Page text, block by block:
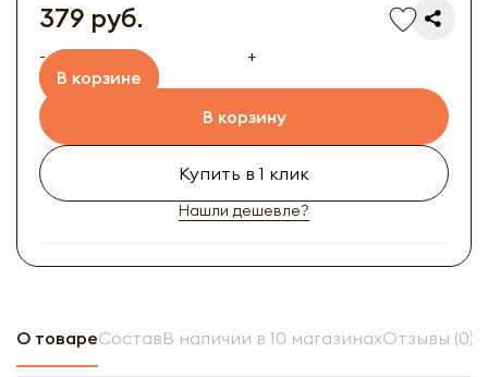
379 руб.
-
+
В корзине
В корзину
Купить в 1 клик
Нашли дешевле?
О товареСоставВ наличии в 10 магазинахОтзывы (0)